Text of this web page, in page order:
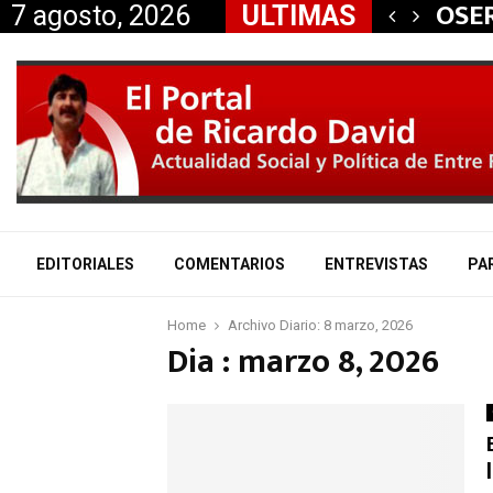
7 agosto, 2026 ULTIMAS
aliados a la…
EDITORIALES COMENTARIOS ENTREVISTAS
Home Archivo Diario: 8 marzo, 2026
Dia : marzo 8, 2026